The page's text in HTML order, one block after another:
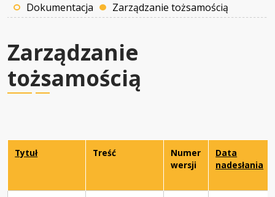
Dokumentacja
Zarządzanie tożsamością
Zarządzanie
tożsamością
Tytuł Treść
Numer
wersji
Data
nadesłania